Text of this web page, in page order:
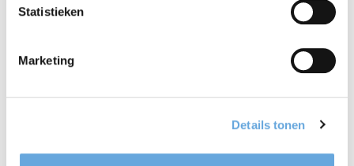
Statistieken
Marketing
Details tonen
aan toegankelijkheidsstandaarden worden beter
: je website
wordt overzichtelijker en gebruiksvriendelijker.
: bezoekers begrijpen je
website beter en nemen minder vaak contact op